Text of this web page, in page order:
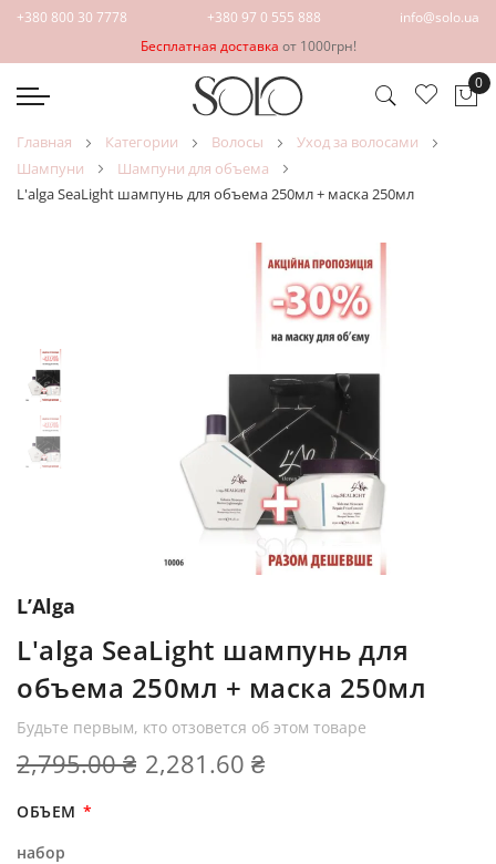
+380 800 30 7778 +380 97 0 555 888
info@solo.ua
Бесплатная доставка от 1000грн!
0
главная категории волосы
уход за волосами
шампуни
шампуни для объема
L'alga SeaLight шампунь для объема 250мл + маска 250мл
L’Alga
L'alga SeaLight шампунь для
объема 250мл + маска 250мл
Будьте первым, кто отзовется об этом товаре
2,281.60 ₴
2,795.00 ₴
ОБЪЕМ
набор